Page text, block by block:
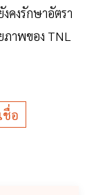
งรักษาอัตรา
าพของ TNL
ชื่อ